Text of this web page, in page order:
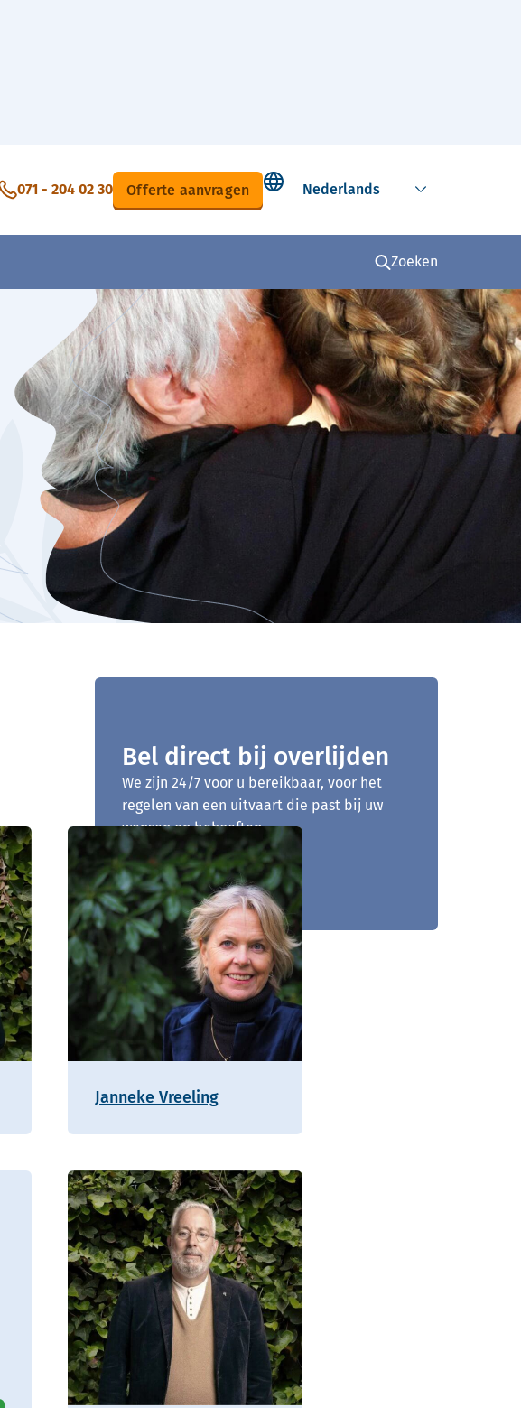
071 - 204 02 30 Offerte aanvragen
Select language
Zoeken
Bel direct bij overlijden
We zijn 24/7 voor u bereikbaar, voor het
regelen van een uitvaart die past bij uw
wensen en behoeften.
071 - 204 02 30
Janneke Vreeling